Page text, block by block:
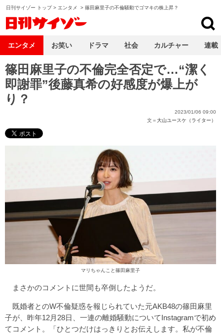
日刊サイゾー トップ> エンタメ > 篠田麻里子の不倫騒動でゴマキの株上昇？
篠田麻里子の不倫完全否定で…“潔く
即謝罪”後藤真希の好感度が爆上が
り？
2023/01/06 09:00
文＝大山ユースケ（ライター）
マリちゃんこと篠田麻里子
まさかのコメントに世間も卒倒したようだ。
既婚者とのW不倫疑惑を報じられていた元AKB48の篠田麻里
子が、昨年12月28日、一連の離婚騒動についてInstagramで初め
てコメント。「ひとつだけはっきりとお伝えします。私が不倫
エンタメ お笑い ドラマ 社会 カルチャー 連載